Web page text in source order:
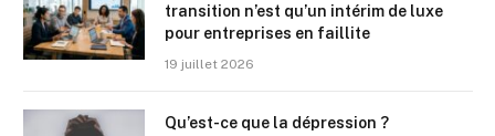
transition n’est qu’un intérim de luxe
pour entreprises en faillite
19 juillet 2026
Qu’est-ce que la dépression ?